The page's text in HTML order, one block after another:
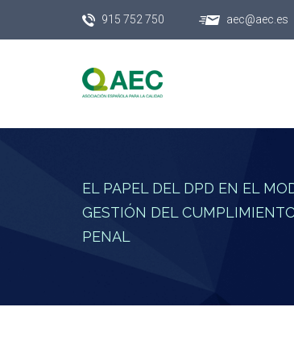
915 752 750 aec@aec.es
EL PAPEL DEL DPD EN EL
GESTIÓN DEL
PENAL